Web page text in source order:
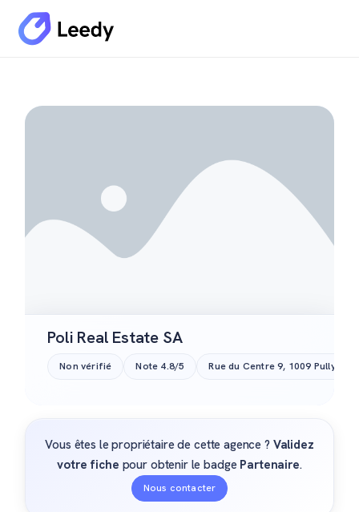
Poli Real Estate SA
Non vérifié Note 4.8/5 Rue du Centre 9, 1009 Pully,
Vous êtes le propriétaire de cette agence ? Validez
votre fiche pour obtenir le badge Partenaire.
Nous contacter